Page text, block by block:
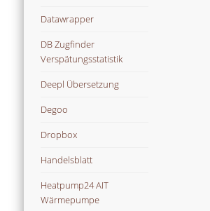
Datawrapper
DB Zugfinder
Verspätungsstatistik
Deepl Übersetzung
Degoo
Dropbox
Handelsblatt
Heatpump24 AIT
Wärmepumpe